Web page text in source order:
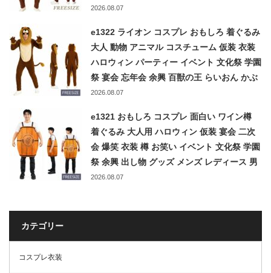
年会 学園祭 ハロウィン 文化祭 イベント 余
2026.08.07
e1322 ライオン コスプレ おもしろ 着ぐるみ
大人 動物 アニマル コスチューム 仮装 衣装
ハロウィン パーティー イベント 文化祭 学園
祭 宴会 忘年会 余興 百獣の王 らいおん かぶ
りもの メンズ レディース
2026.08.07
e1321 おもしろ コスプレ 面白い ワイン樽
着ぐるみ 大人用 ハロウィン 仮装 宴会 二次
会 爆笑 衣装 樽 お笑い イベント 文化祭 学園
祭 余興 出し物 グッズ メンズ レディース 男
女兼用 ネタ 変装 おもしろコスプレ
2026.08.07
カテゴリー
コスプレ衣装